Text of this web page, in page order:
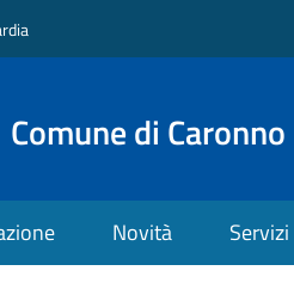
Comune di
Novità Servizi